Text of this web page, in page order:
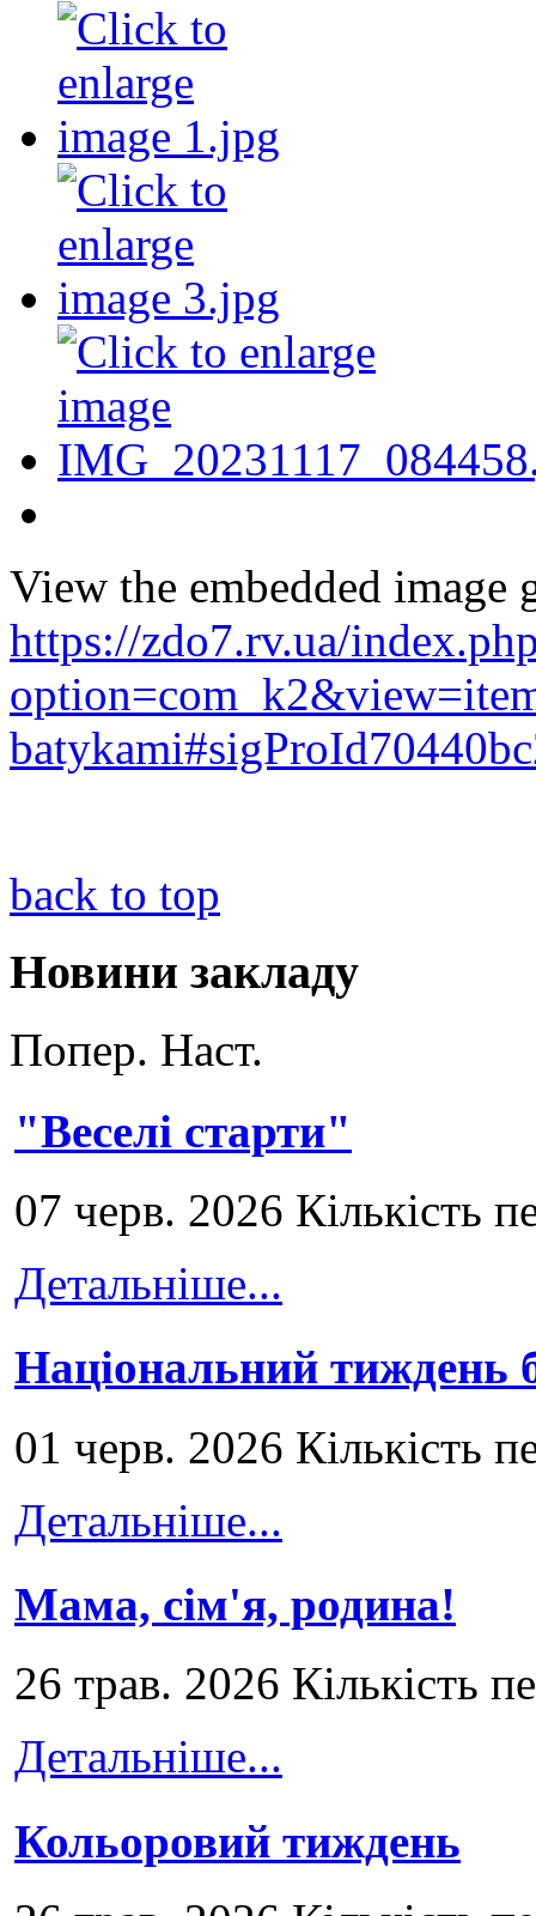
View the embedded image
https://zdo7.rv.ua/
back to top
Новини закладу
Попер. Наст.
"Веселі старти"
07 черв. 2026 Кількість
Детальніше...
Національний тиждень
01 черв. 2026 Кількість
Детальніше...
Мама, сім'я, родина!
26 трав. 2026 Кількість
Детальніше...
Кольоровий тиждень